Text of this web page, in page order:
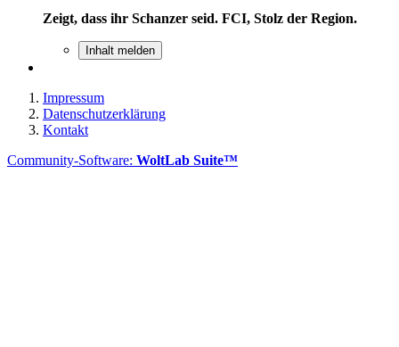
Zeigt, dass ihr Schanzer seid. FCI, Stolz der Region.
Inhalt melden
Impressum
Datenschutzerklärung
Kontakt
Community-Software: WoltLab Suite™